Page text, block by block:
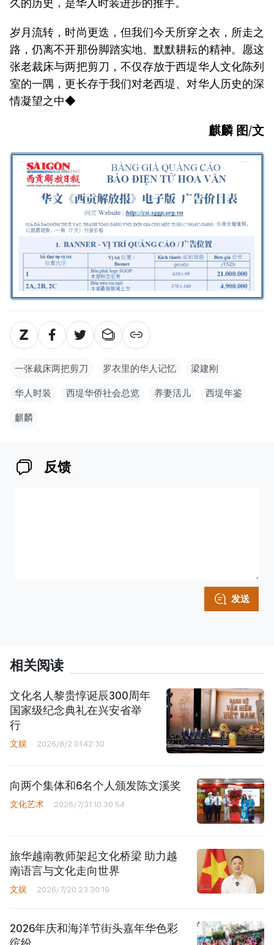
岁月流转，时尚更迭，但我们今天所穿之衣，所走之
路，仍离不开那份脚踏实地、默默耕耘的精神。愿这
张老裁床与两把剪刀，不仅存放于西堤华人文化陈列
室的一隅，更长存于我们对老西堤、对华人历史的深
情凝望之中◆
麒麟 图/文
一张裁床两把剪刀 罗衣里的华人记忆 梁建刚
华人时装 西堤华侨社会总览 养妻活儿 西堤年鉴
麒麟
反馈
发送
相关阅读
文化名人黎贵惇诞辰300周年
国家级纪念典礼在兴安省举
行
文娱 2026/8/2 01:42:30
向两个集体和6名个人颁发陈文溪奖
文化艺术 2026/7/31 10:30:54
旅华越南教师架起文化桥梁 助力越
南语言与文化走向世界
文娱 2026/7/20 23:30:19
2026年庆和海洋节街头嘉年华色彩